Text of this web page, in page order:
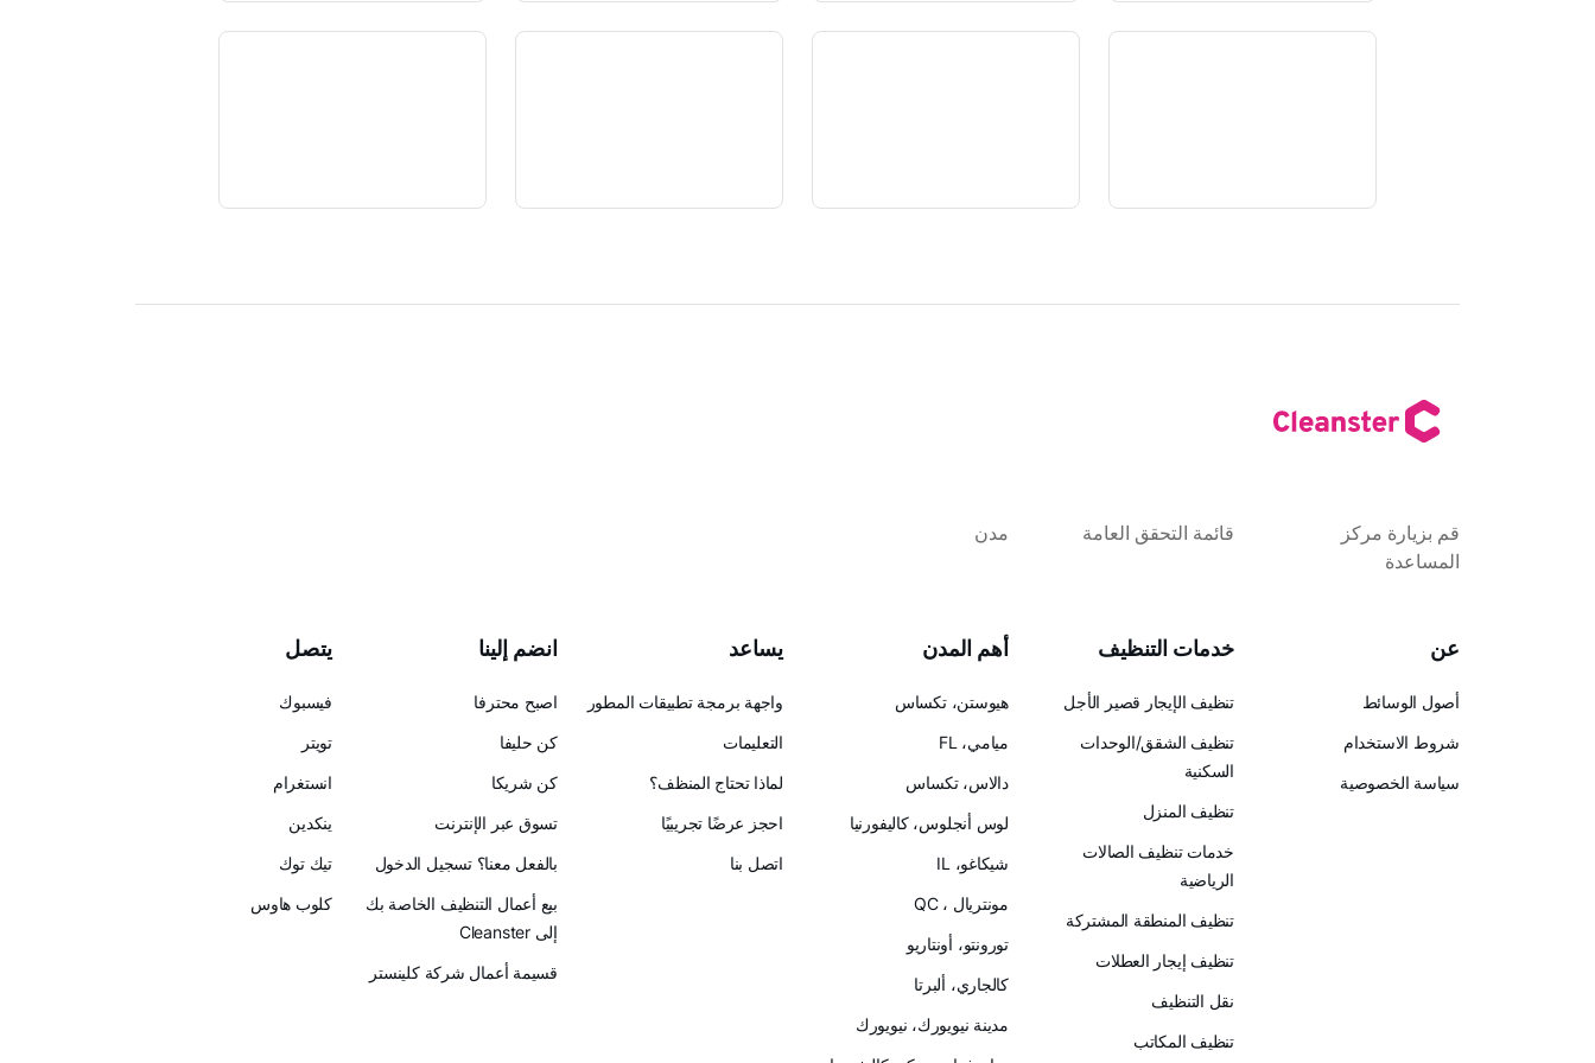
قم بزيارة مركز
المساعدة
قائمة التحقق العامة مدن
عن
أصول الوسائط
شروط الاستخدام
سياسة الخصوصية
خدمات التنظيف
تنظيف الإيجار قصير الأجل
تنظيف الشقق/الوحدات
السكنية
تنظيف المنزل
خدمات تنظيف الصالات
الرياضية
تنظيف المنطقة المشتركة
تنظيف إيجار العطلات
نقل التنظيف
تنظيف المكاتب
أهم المدن
هيوستن، تكساس
ميامي، FL
دالاس، تكساس
لوس أنجلوس، كاليفورنيا
شيكاغو، IL
مونتريال ، QC
تورونتو، أونتاريو
كالجاري، ألبرتا
مدينة نيويورك، نيويورك
يساعد
واجهة برمجة تطبيقات المطور
التعليمات
لماذا تحتاج المنظف؟
احجز عرضًا تجريبيًا
اتصل بنا
انضم إلينا
اصبح محترفا
كن حليفا
كن شريكا
تسوق عبر الإنترنت
بالفعل معنا؟ تسجيل الدخول
بيع أعمال التنظيف الخاصة بك
إلى Cleanster
قسيمة أعمال شركة كلينستر
يتصل
فيسبوك
تويتر
انستغرام
ينكدين
تيك توك
كلوب هاوس